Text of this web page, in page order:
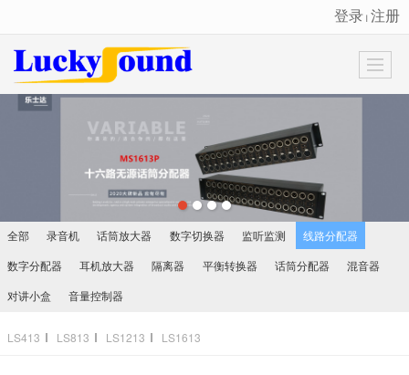
很遗憾，因您的浏览器版本过低导致无法获得最佳浏览体验，推荐下载安装谷歌浏览器！
登录 丨 注册
全部 录音机 话筒放大器 数字切换器 监听监测 线路分配器
LS413 LS813 LS1213 LS1613
数字分配器 耳机放大器 隔离器 平衡转换器 话筒分配器
混音器
对讲小盒
音量控制器